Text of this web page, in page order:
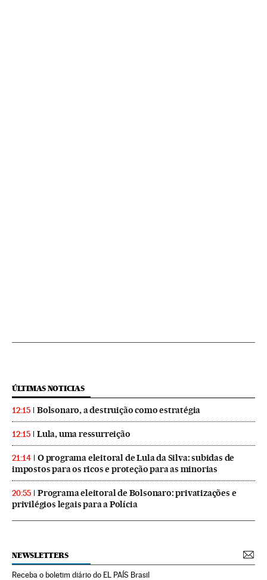
ÚLTIMAS NOTICIAS
12:15 Bolsonaro, a destruição como estratégia
12:15 Lula, uma ressurreição
21:14
O programa eleitoral de Lula da Silva: subidas de
impostos para os ricos e proteção para as minorias
20:55
Programa eleitoral de Bolsonaro: privatizações e
privilégios legais para a Polícia
NEWSLETTERS
Receba o boletim diário do EL PAÍS Brasil